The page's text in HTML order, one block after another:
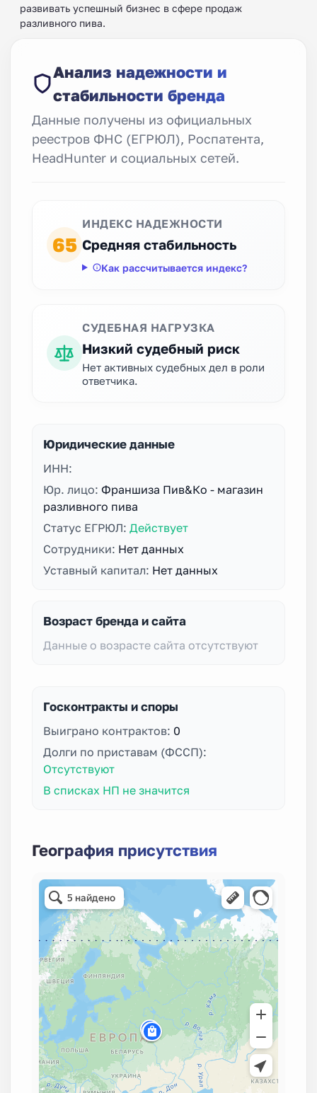
развивать успешный бизнес в сфере продаж
разливного пива.
Анализ надежности и
стабильности бренда
Данные получены из официальных
реестров ФНС (ЕГРЮЛ), Роспатента,
HeadHunter и социальных сетей.
65
ИНДЕКС НАДЕЖНОСТИ
Средняя стабильность
Как рассчитывается индекс?
СУДЕБНАЯ НАГРУЗКА
Низкий судебный риск
Нет активных судебных дел в роли
ответчика.
Юридические данные
ИНН:
Юр. лицо: Франшиза Пив&Ко - магазин
разливного пива
Статус ЕГРЮЛ: Действует
Сотрудники: Нет данных
Уставный капитал: Нет данных
Возраст бренда и сайта
Данные о возрасте сайта отсутствуют
Госконтракты и споры
Выиграно контрактов: 0
Долги по приставам (ФССП):
Отсутствуют
В списках НП не значится
География присутствия